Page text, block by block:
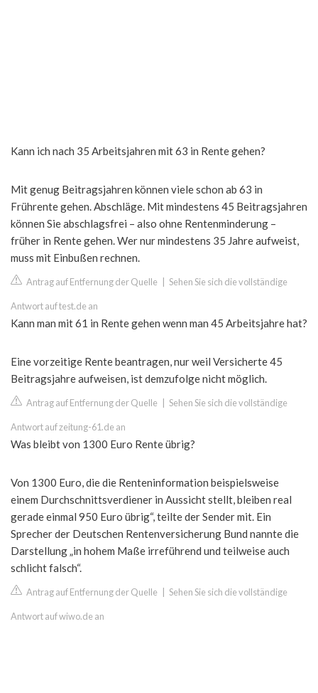
Kann ich nach 35 Arbeitsjahren mit 63 in Rente gehen?
Mit genug Beitragsjahren können viele schon ab 63 in
Frührente gehen. Abschläge. Mit mindestens 45 Beitragsjahren
können Sie abschlagsfrei – also ohne Rentenminderung –
früher in Rente gehen. Wer nur mindestens 35 Jahre aufweist,
muss mit Einbußen rechnen.
Antrag auf Entfernung der Quelle Sehen Sie sich die vollständige
Antwort auf test.de an
Kann man mit 61 in Rente gehen wenn man 45 Arbeitsjahre hat?
Eine vorzeitige Rente beantragen, nur weil Versicherte 45
Beitragsjahre aufweisen, ist demzufolge nicht möglich.
Antrag auf Entfernung der Quelle Sehen Sie sich die vollständige
Antwort auf zeitung-61.de an
Was bleibt von 1300 Euro Rente übrig?
Von 1300 Euro, die die Renteninformation beispielsweise
einem Durchschnittsverdiener in Aussicht stellt, bleiben real
gerade einmal 950 Euro übrig“, teilte der Sender mit. Ein
Sprecher der Deutschen Rentenversicherung Bund nannte die
Darstellung „in hohem Maße irreführend und teilweise auch
schlicht falsch“.
Antrag auf Entfernung der Quelle Sehen Sie sich die vollständige
Antwort auf wiwo.de an